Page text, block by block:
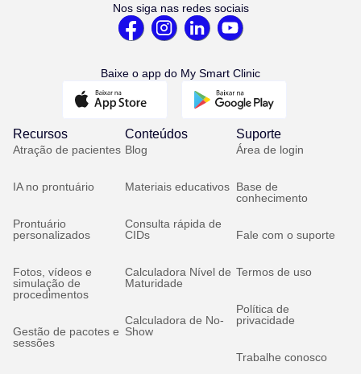
Nos siga nas redes sociais
Baixe o app do My Smart Clinic
Recursos
Atração de pacientes
IA no prontuário
Prontuário
personalizados
Fotos, vídeos e
simulação de
procedimentos
Gestão de pacotes e
sessões
Conteúdos
Blog
Materiais educativos
Consulta rápida de
CIDs
Calculadora Nível de
Maturidade
Calculadora de No-
Show
Suporte
Área de login
Base de
conhecimento
Fale com o suporte
Termos de uso
Política de
privacidade
Trabalhe conosco